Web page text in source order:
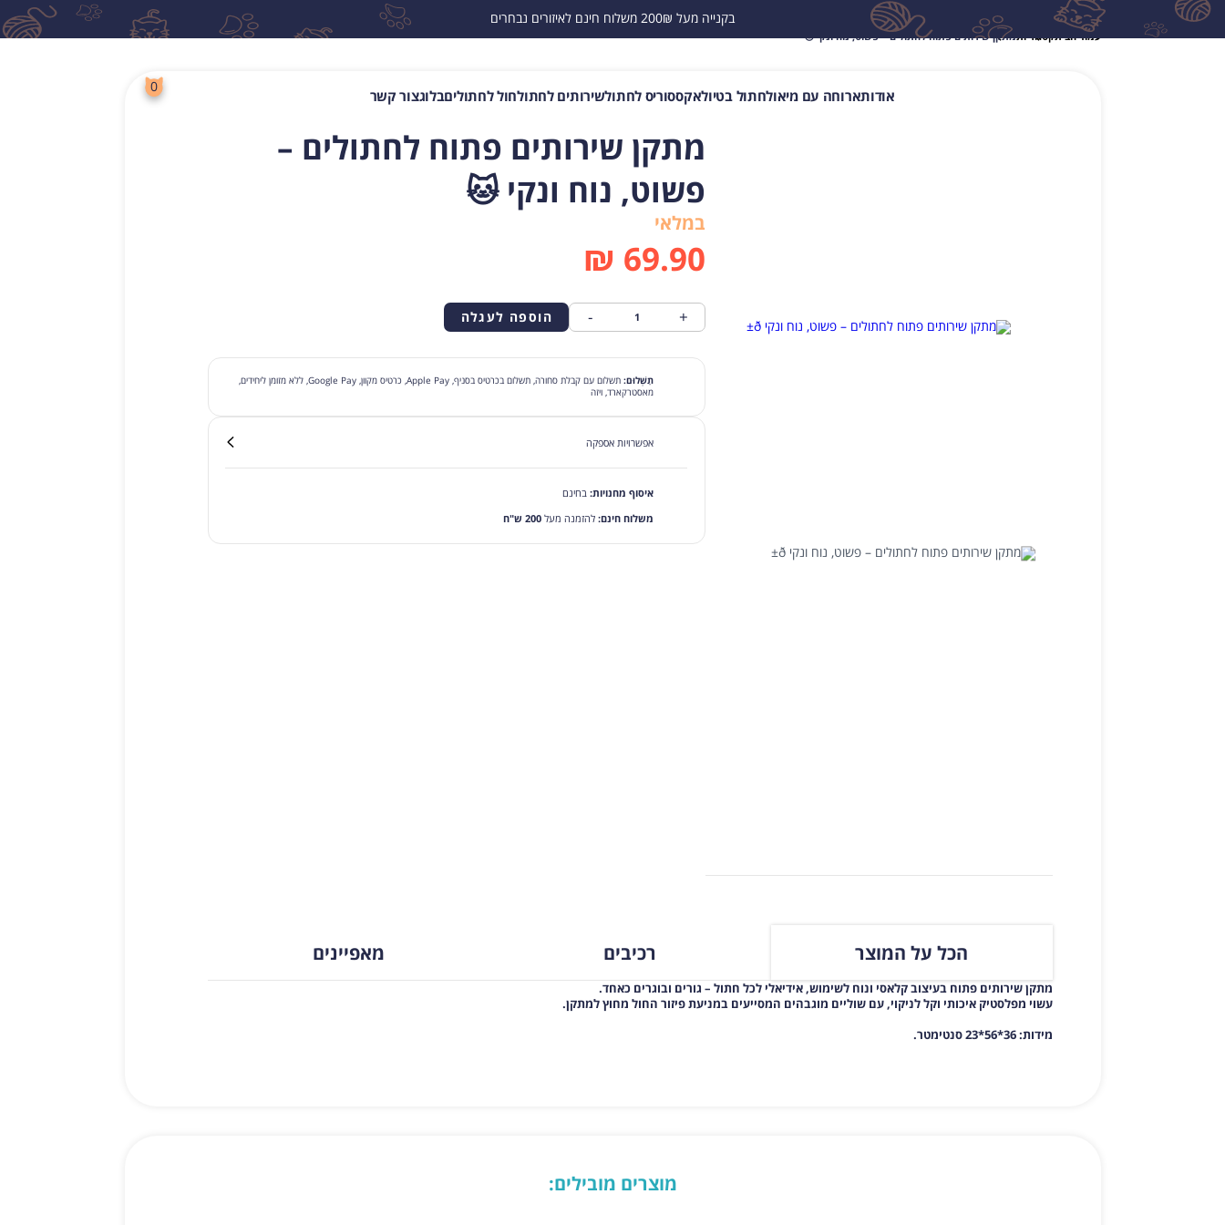
בקנייה מעל 200₪ משלוח חינם לאיזורים נבחרים
אודותארוחה עם מיאולחתול בטיולאקססוריס לחתולשירותים לחתולחול לחתוליםבלוגצור קשר
0
עמוד הביתקטגוריותמתקן שירותים פתוח לחתולים – פשוט, נוח ונקי 🐱
מתקן שירותים פתוח לחתולים –
פשוט, נוח ונקי 🐱
במלאי
₪ 69.90
+
- הוספה לעגלה
תַשְׁלוּם:
תשלום עם קבלת סחורה, תשלום בכרטיס בסניף, Apple Pay, כרטיס מקוון, Google Pay, ללא מזומן ליחידים,
מאסטרקארד, ויזה
אפשרויות אספקה
איסוף מחנויות:בחינם
משלוח חינם:להזמנה מעל 200 ש"ח
הכל על המוצר רכיבים מאפיינים
מתקן שירותים פתוח בעיצוב קלאסי ונוח לשימוש, אידיאלי לכל חתול – גורים ובוגרים כאחד.
עשוי מפלסטיק איכותי וקל לניקוי, עם שוליים מוגבהים המסייעים במניעת פיזור החול מחוץ למתקן.
מידות: 36*56*23 סנטימטר.
מוצרים מובילים: